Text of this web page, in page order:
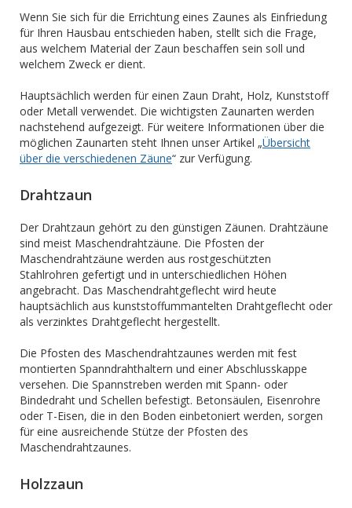
Wenn Sie sich für die Errichtung eines Zaunes als Einfriedung
für Ihren Hausbau entschieden haben, stellt sich die Frage,
aus welchem Material der Zaun beschaffen sein soll und
welchem Zweck er dient.
Hauptsächlich werden für einen Zaun Draht, Holz, Kunststoff
oder Metall verwendet. Die wichtigsten Zaunarten werden
nachstehend aufgezeigt. Für weitere Informationen über die
möglichen Zaunarten steht Ihnen unser Artikel „Übersicht
über die verschiedenen Zäune“ zur Verfügung.
Drahtzaun
Der Drahtzaun gehört zu den günstigen Zäunen. Drahtzäune
sind meist Maschendrahtzäune. Die Pfosten der
Maschendrahtzäune werden aus rostgeschützten
Stahlrohren gefertigt und in unterschiedlichen Höhen
angebracht. Das Maschendrahtgeflecht wird heute
hauptsächlich aus kunststoffummantelten Drahtgeflecht oder
als verzinktes Drahtgeflecht hergestellt.
Die Pfosten des Maschendrahtzaunes werden mit fest
montierten Spanndrahthaltern und einer Abschlusskappe
versehen. Die Spannstreben werden mit Spann- oder
Bindedraht und Schellen befestigt. Betonsäulen, Eisenrohre
oder T-Eisen, die in den Boden einbetoniert werden, sorgen
für eine ausreichende Stütze der Pfosten des
Maschendrahtzaunes.
Holzzaun